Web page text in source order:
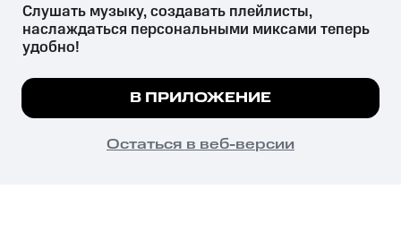
психотропных веществ, их аналогов причиняет вред здоровью,
их незаконный оборот запрещён и влечёт установленную
законодательством ответственность.
© 2026 ООО «КИОН».
Все права защищены
Мы используем куки, чтобы на сайте все
Подробнее
ПОНЯТНО
Слушать музыку, создавать плейлисты,
наслаждаться персональными миксами теперь
удобно!
В ПРИЛОЖЕНИЕ
Остаться в веб-версии